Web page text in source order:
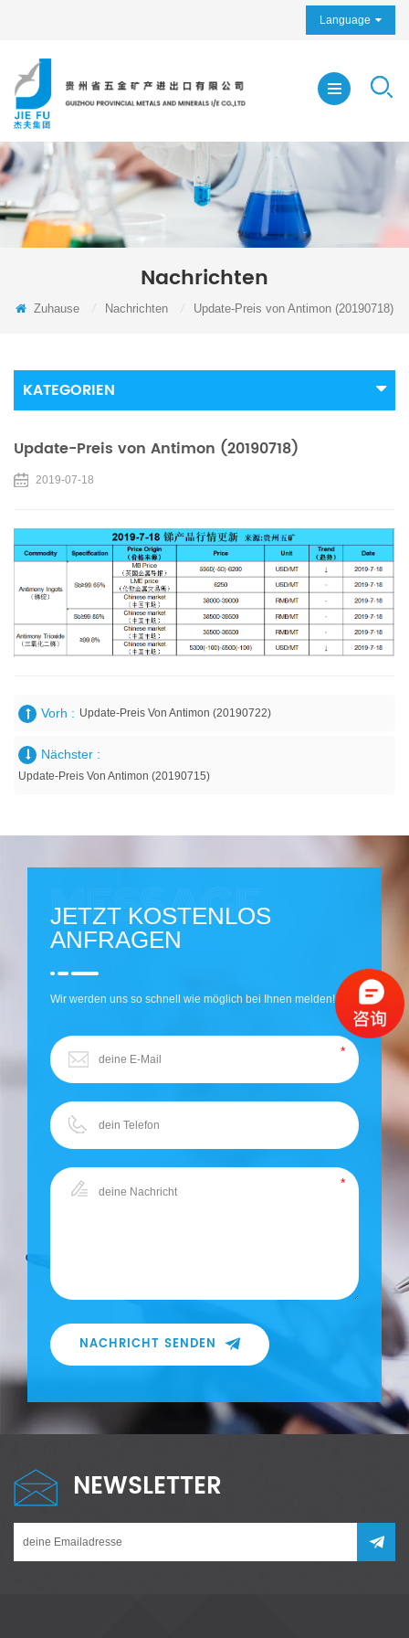
Language
Nachrichten
Zuhause Nachrichten Update-Preis von Antimon (20190718)
KATEGORIEN
Update-Preis von Antimon (20190718)
2019-07-18
Vorh : Update-Preis Von Antimon (20190722)
Nächster :
Update-Preis Von Antimon (20190715)
JETZT KOSTENLOS
ANFRAGEN
Wir werden uns so schnell wie möglich bei Ihnen melden!
NACHRICHT SENDEN
NEWSLETTER